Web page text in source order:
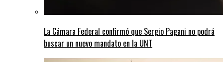
La Cámara Federal confirmó que Sergio Pagani no podrá
buscar un nuevo mandato en la UNT